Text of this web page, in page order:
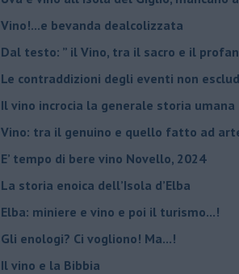
​Vino!...e bevanda dealcolizzata
​Dal testo: ” il Vino, tra il sacro e il
Le contraddizioni degli eventi non
​Il vino incrocia la generale storia umana
Vino: tra il genuino e quello fatto ad
E’ tempo di bere vino Novello, 2024
La storia enoica dell’Isola d’Elba
Elba: miniere e vino e poi il turismo...!
​Gli enologi? Ci vogliono! Ma...!
​Il vino e la Bibbia